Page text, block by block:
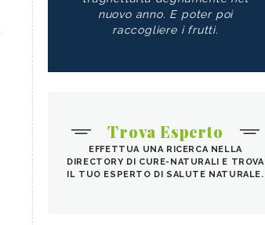
nuovo anno. E poter poi
raccogliere i frutti.
Trova Esperto
EFFETTUA UNA RICERCA NELLA
DIRECTORY DI CURE-NATURALI E TROVA
IL TUO ESPERTO DI SALUTE NATURALE.